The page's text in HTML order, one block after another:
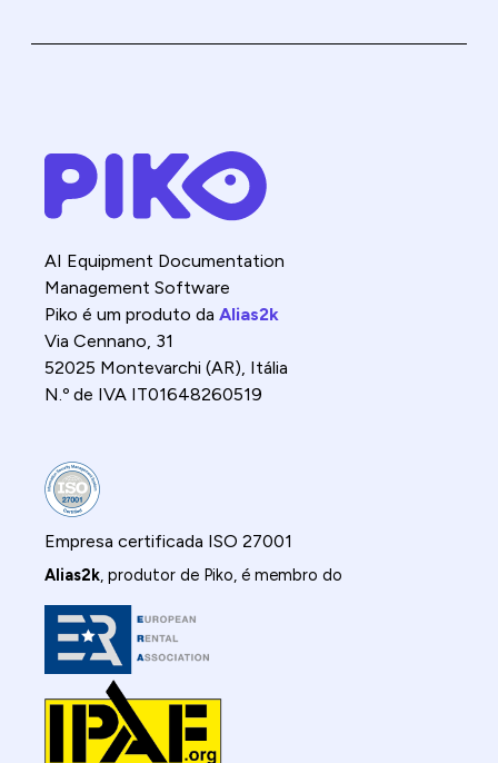
AI Equipment Documentation
Management Software
Piko é um produto da Alias2k
Via Cennano, 31
52025 Montevarchi (AR), Itália
N.º de IVA IT01648260519
Empresa certificada ISO 27001
Alias2k, produtor de Piko, é membro do